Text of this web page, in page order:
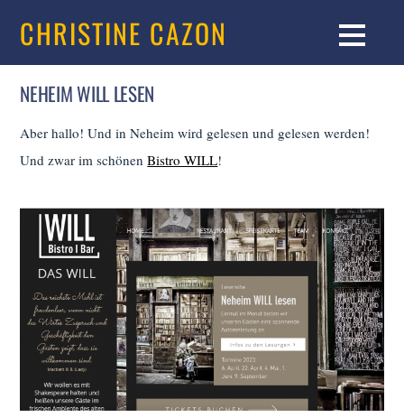
CHRISTINE CAZON
NEHEIM WILL LESEN
Aber hallo! Und in Neheim wird gelesen und gelesen werden!
Und zwar im schönenBistro WILL!